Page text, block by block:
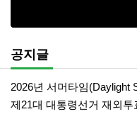
공지글
2026년 서머타임(Daylight